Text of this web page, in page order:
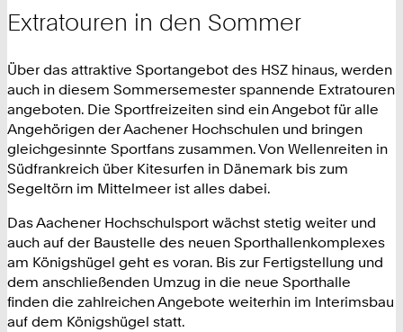
Extratouren in den Sommer
Über das attraktive Sportangebot des HSZ hinaus, werden
auch in diesem Sommersemester spannende Extratouren
angeboten. Die Sportfreizeiten sind ein Angebot für alle
Angehörigen der Aachener Hochschulen und bringen
gleichgesinnte Sportfans zusammen. Von Wellenreiten in
Südfrankreich über Kitesurfen in Dänemark bis zum
Segeltörn im Mittelmeer ist alles dabei.
Das Aachener Hochschulsport wächst stetig weiter und
auch auf der Baustelle des neuen Sporthallenkomplexes
am Königshügel geht es voran. Bis zur Fertigstellung und
dem anschließenden Umzug in die neue Sporthalle
finden die zahlreichen Angebote weiterhin im Interimsbau
auf dem Königshügel statt.